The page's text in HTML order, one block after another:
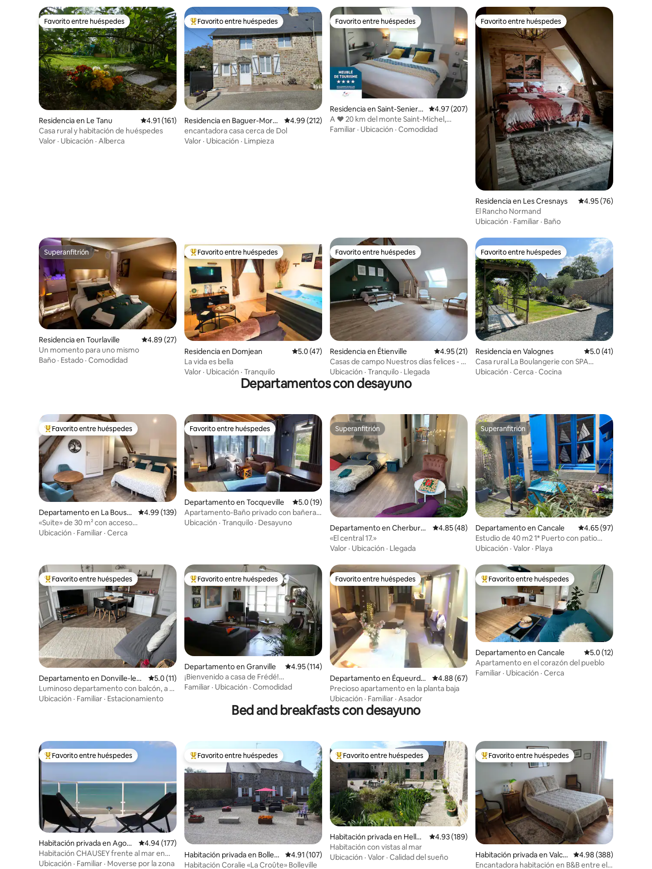
Favorito entre huéspedes
Favorito entre huéspedes
Residencia en Le Tanu Calificación promedio: 4.91 de 5; 161 evaluaciones
4.91 (161)
Casa rural y habitación de huéspedes
Valor · Ubicación · Alberca
De los mejores en Favorito entre huéspedes
Favorito entre huéspedes
Residencia en Baguer-Morva
n
Calificación promedio: 4.99 de 5; 212 evaluaciones
4.99 (212)
encantadora casa cerca de Dol
Valor · Ubicación · Limpieza
Favorito entre huéspedes
Favorito entre huéspedes
Residencia en Saint-Senier-
de-Beuvron
Calificación promedio: 4.97 de 5; 207 evaluaciones
4.97 (207)
A ❤️ 20 km del monte Saint-Michel,
encanto en el campo ⭐
Familiar · Ubicación · Comodidad
Favorito entre huéspedes
Favorito entre huéspedes
Residencia en Les Cresnays Calificación
4.95 (76)
El Rancho Normand
Ubicación · Familiar · Baño
Superanfitrión
Superanfitrión
Residencia en Tourlaville Calificación promedio: 4.89 de 5; 27 evaluaciones
4.89 (27)
Un momento para uno mismo
Baño · Estado · Comodidad
De los mejores en Favorito entre huéspedes
Favorito entre huéspedes
Residencia en Domjean Calificación promedio: 5.0 de 5; 47 evaluaciones
5.0 (47)
La vida es bella
Valor · Ubicación · Tranquilo
Favorito entre huéspedes
Favorito entre huéspedes
Residencia en Étienville Calificación promedio: 4.95 de 5; 21 evaluaciones
4.95 (21)
Casas de campo Nuestros días felices - El
idilio
Ubicación · Tranquilo · Llegada
Favorito entre huéspedes
Favorito entre huéspedes
Residencia en Valognes Calificación
5.0 (41)
Casa rural La Boulangerie con SPA
privado en el interior
Ubicación · Cerca · Cocina
Departamentos con desayuno
De los mejores en Favorito entre huéspedes
Favorito entre huéspedes
Departamento en La Boussa
c
Calificación promedio: 4.99 de 5; 139 evaluaciones
4.99 (139)
«Suite» de 30 m² con acceso
independiente
Ubicación · Familiar · Cerca
Favorito entre huéspedes
Favorito entre huéspedes
Departamento en Tocqueville Calificación promedio: 5.0 de 5; 19 evaluaciones
5.0 (19)
Apartamento-Baño privado con bañera-
Vista al Jardí
Ubicación · Tranquilo · Desayuno
Superanfitrión
Superanfitrión
Departamento en Cherburg
o-Octeville
Calificación promedio: 4.85 de 5; 48 evaluaciones
4.85 (48)
«El central 17.»
Valor · Ubicación · Llegada
Superanfitrión
Superanfitrión
Departamento en Cancale Calificación
4.65 (97)
Estudio de 40 m2 1* Puerto con patio
privado
Ubicación · Valor · Playa
De los mejores en Favorito entre huéspedes
Favorito entre huéspedes
Departamento en Donville-les-
Bains
Calificación promedio: 5.0 de 5; 11 evaluaciones
5.0 (11)
Luminoso departamento con balcón, a 5
minutos de la playa
Ubicación · Familiar · Estacionamiento
De los mejores en Favorito entre huéspedes
Favorito entre huéspedes
Departamento en Granville Calificación promedio: 4.95 de 5; 114 evaluaciones
4.95 (114)
¡Bienvenido a casa de Frédé!
Apartamento en el corazón de la ciudad,
Familiar · Ubicación · Comodidad
Favorito entre huéspedes
Favorito entre huéspedes
Departamento en Équeurdre
ville-Hainneville
Calificación promedio: 4.88 de 5; 67 evaluaciones
4.88 (67)
Precioso apartamento en la planta baja
Ubicación · Familiar · Asador
De los mejores en Favorito entre huéspedes
Favorito entre huéspedes
Departamento en Cancale Calificación
5.0 (12)
Apartamento en el corazón del pueblo
Familiar · Ubicación · Cerca
Bed and breakfasts con desayuno
De los mejores en Favorito entre huéspedes
Favorito entre huéspedes
Habitación privada en Agon-
Coutainville
Calificación promedio: 4.94 de 5; 177 evaluaciones
4.94 (177)
Habitación CHAUSEY frente al mar en
Agon-coutainville
Ubicación · Familiar · Moverse por la zona
De los mejores en Favorito entre huéspedes
Favorito entre huéspedes
Habitación privada en Bollevil
le
Calificación promedio: 4.91 de 5; 107 evaluaciones
4.91 (107)
Habitación Coralie «La Croûte» Bolleville
De los mejores en Favorito entre huéspedes
Favorito entre huéspedes
Habitación privada en Hellev
ille
Calificación promedio: 4.93 de 5; 189 evaluaciones
4.93 (189)
Habitación con vistas al mar
Ubicación · Valor · Calidad del sueño
De los mejores en Favorito entre huéspedes
Favorito entre huéspedes
Habitación privada en Valca
nville
Calificación promedio:
4.98 (388)
Encantadora habitación en B&B entre el